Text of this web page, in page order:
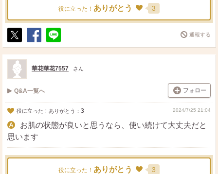
役に立った！ ありがとう 3
ポ
ス
ト
シ
ェ
送
る
通報する
華花華花7557 さん
Q&A一覧へ フォロー
役に立った！ありがとう： 3 2024/7/25 21:04
お肌の状態が良いと思うなら、使い続けて大丈夫だと
思います
役に立った！ ありがとう 3